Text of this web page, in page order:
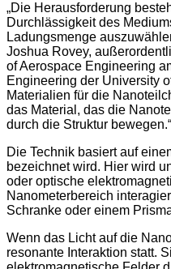
„Die Herausforderung
Durchlässigkeit des
Ladungsmenge
Joshua Rovey,
of Aerospace Engineering
Engineering der University
Materialien für die
das Material, das die
durch die Struktur bewegen.“
Die Technik basiert auf
bezeichnet wird. Hier wird
oder optische
Nanometerbereich
Schranke oder einem
Wenn das Licht auf die
resonante Interaktion statt.